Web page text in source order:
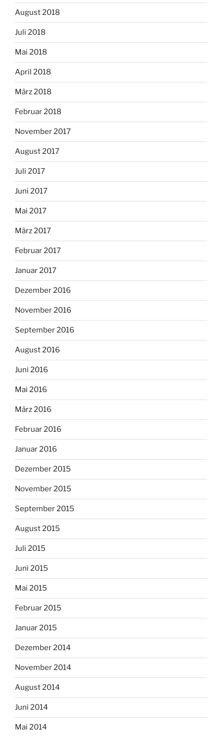
August 2018
Juli 2018
Mai 2018
April 2018
März 2018
Februar 2018
November 2017
August 2017
Juli 2017
Juni 2017
Mai 2017
März 2017
Februar 2017
Januar 2017
Dezember 2016
November 2016
September 2016
August 2016
Juni 2016
Mai 2016
März 2016
Februar 2016
Januar 2016
Dezember 2015
November 2015
September 2015
August 2015
Juli 2015
Juni 2015
Mai 2015
Februar 2015
Januar 2015
Dezember 2014
November 2014
August 2014
Juni 2014
Mai 2014